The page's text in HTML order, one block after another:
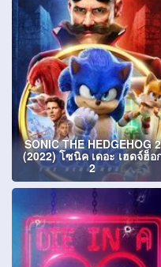
SONIC THE HEDGEHOG 2
(2022) โซนิค เดอะ เฮดจ์ฮ็อ
2